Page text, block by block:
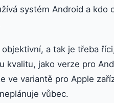
systém Android a
a tak je třeba
kvalitu, jako verze pro
ve variantě pro Apple
vůbec.